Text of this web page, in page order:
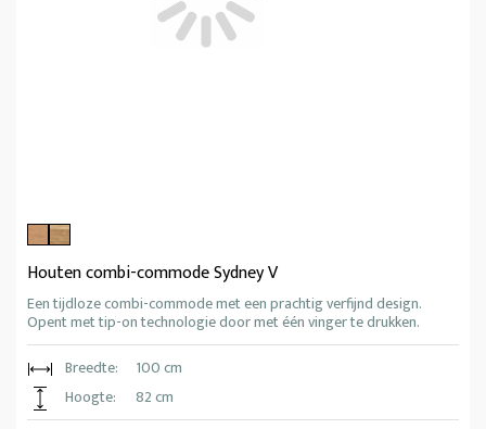
Houten combi-commode Sydney V
Een tijdloze combi-commode met een prachtig verfijnd design.
Opent met tip-on technologie door met één vinger te drukken.
Breedte:
100 cm
Hoogte:
82 cm